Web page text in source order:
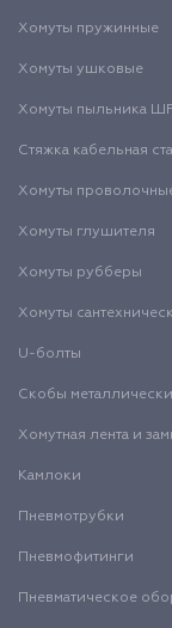
Хомуты пружинные
Хомуты ушковые
Хомуты пыльника
Стяжка кабельная
Хомуты
Хомуты глушителя
Хомуты рубберы
Хомуты
U-болты
Скобы
Хомутная лента и
Камлоки
Пневмотрубки
Пневмофитинги
Пневматическое